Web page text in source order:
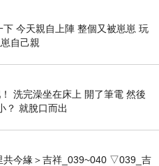
今天親自上陣 整個又被崽崽 玩
自己親
洗完澡坐在床上 開了筆電 然後
？ 就脫口而出
共今緣＞吉祥_039~040 ▽039_吉